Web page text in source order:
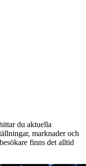
du aktuella
marknader och
finns det alltid